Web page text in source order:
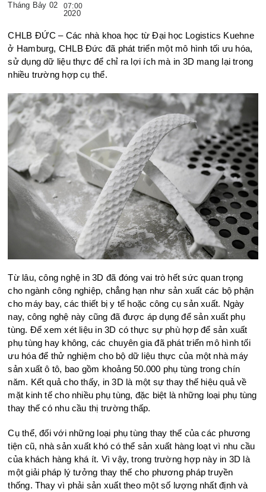
Tháng Bảy 02 07:00
2020
CHLB ĐỨC – Các nhà khoa học từ Đại học Logistics Kuehne
ở Hamburg, CHLB Đức đã phát triển một mô hình tối ưu hóa,
sử dụng dữ liệu thực để chỉ ra lợi ích mà in 3D mang lại trong
nhiều trường hợp cụ thể.
Từ lâu, công nghệ in 3D đã đóng vai trò hết sức quan trọng
cho ngành công nghiệp, chẳng hạn như sản xuất các bộ phận
cho máy bay, các thiết bị y tế hoặc công cụ sản xuất. Ngày
nay, công nghệ này cũng đã được áp dụng để sản xuất phụ
tùng. Để xem xét liệu in 3D có thực sự phù hợp để sản xuất
phụ tùng hay không, các chuyên gia đã phát triển mô hình tối
ưu hóa để thử nghiệm cho bộ dữ liệu thực của một nhà máy
sản xuất ô tô, bao gồm khoảng 50.000 phụ tùng trong chín
năm. Kết quả cho thấy, in 3D là một sự thay thế hiệu quả về
mặt kinh tế cho nhiều phụ tùng, đặc biệt là những loại phụ tùng
thay thế có nhu cầu thị trường thấp.
Cụ thể, đối với những loại phụ tùng thay thế của các phương
tiện cũ, nhà sản xuất khó có thể sản xuất hàng loạt vì nhu cầu
của khách hàng khá ít. Vì vậy, trong trường hợp này in 3D là
một giải pháp lý tưởng thay thế cho phương pháp truyền
thống. Thay vì phải sản xuất theo một số lượng nhất định và